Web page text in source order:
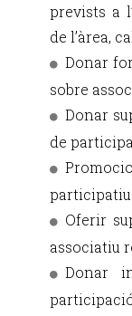
prevists a
de l’àrea,
Donar
sobre
Donar
de
Oferir
associatiu
Donar